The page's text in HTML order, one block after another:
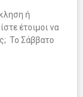
ή
έτοιμοι να
Το Σάββατο